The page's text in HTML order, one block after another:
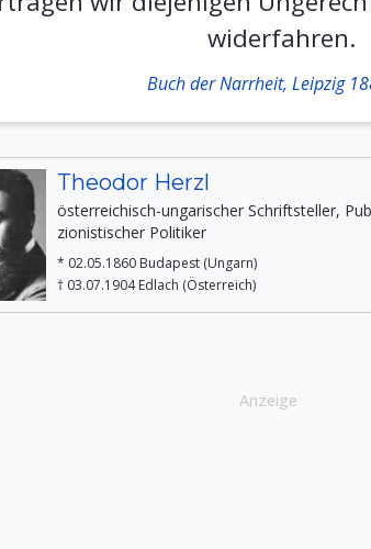
widerfahren.
Buch der Narrheit, Leipzig
Theodor Herzl
österreichisch-ungarischer Schriftsteller,
zionistischer Politiker
* 02.05.1860 Budapest (Ungarn)
† 03.07.1904 Edlach (Österreich)
Anzeige